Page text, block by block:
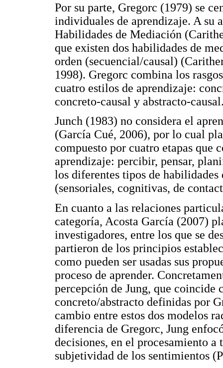
Por su parte, Gregorc (1979) se
individuales de aprendizaje. A su
Habilidades de Mediación
que existen dos habilidades de
orden (secuencial/causal)
1998). Gregorc combina los
cuatro estilos de aprendizaje:
concreto-causal y abstracto-
Junch (1983) no considera el
(García Cué, 2006), por lo cual
compuesto por cuatro etapas que
aprendizaje: percibir, pensar,
los diferentes tipos de
(sensoriales, cognitivas, de
En cuanto a las relaciones
categoría, Acosta García (2007)
investigadores, entre los que se
partieron de los principios
como pueden ser usadas sus
proceso de aprender.
percepción de Jung, que coincide
concreto/abstracto definidas por
cambio entre estos dos modelos
diferencia de Gregorc, Jung
decisiones, en el procesamiento
subjetividad de los sentimientos